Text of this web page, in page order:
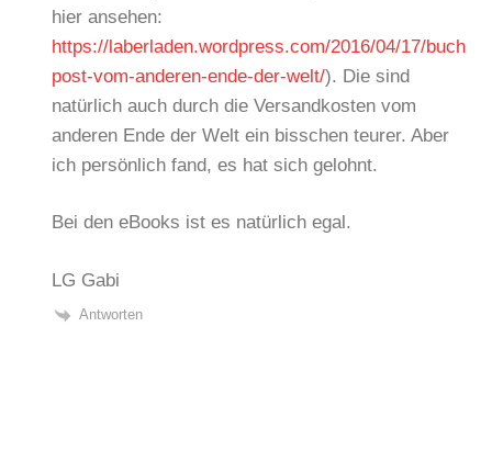
hier ansehen:
https://laberladen.wordpress.com/2016/04/17/buch
post-vom-anderen-ende-der-welt/). Die sind
natürlich auch durch die Versandkosten vom
anderen Ende der Welt ein bisschen teurer. Aber
ich persönlich fand, es hat sich gelohnt.
Bei den eBooks ist es natürlich egal.
LG Gabi
Antworten